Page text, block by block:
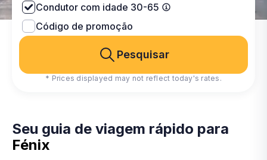
Condutor com idade 30-65
Código de promoção
Pesquisar
* Prices displayed may not reflect today's rates.
Seu guia de viagem rápido para
Fénix